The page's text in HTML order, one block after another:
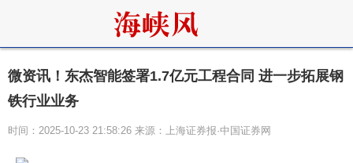
微资讯！东杰智能签署1.7亿元工程合同 进一步拓展钢
铁行业业务
时间：2025-10-23 21:58:26 来源：上海证券报·中国证券网